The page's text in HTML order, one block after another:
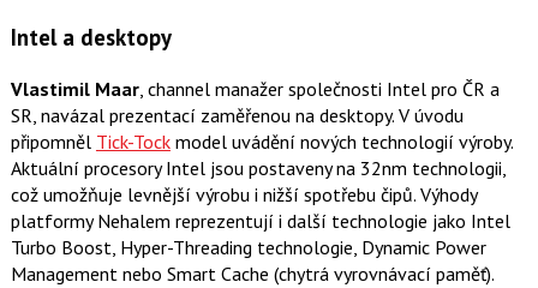
Intel a desktopy
Vlastimil Maar, channel manažer společnosti Intel pro ČR a
SR, navázal prezentací zaměřenou na desktopy. V úvodu
připomněl Tick-Tockmodel uvádění nových technologií výroby.
Aktuální procesory Intel jsou postaveny na 32nm technologii,
což umožňuje levnější výrobu i nižší spotřebu čipů. Výhody
platformy Nehalem reprezentují i další technologie jako Intel
Turbo Boost, Hyper-Threading technologie, Dynamic Power
Management nebo Smart Cache (chytrá vyrovnávací paměť).